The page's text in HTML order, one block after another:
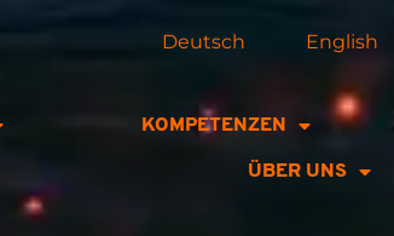
Deutsch English
KOMPETENZEN
ÜBER UNS